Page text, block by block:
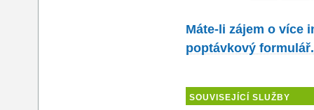
Máte-li zájem o více
poptávkový formulář.
SOUVISEJÍCÍ SLUŽBY